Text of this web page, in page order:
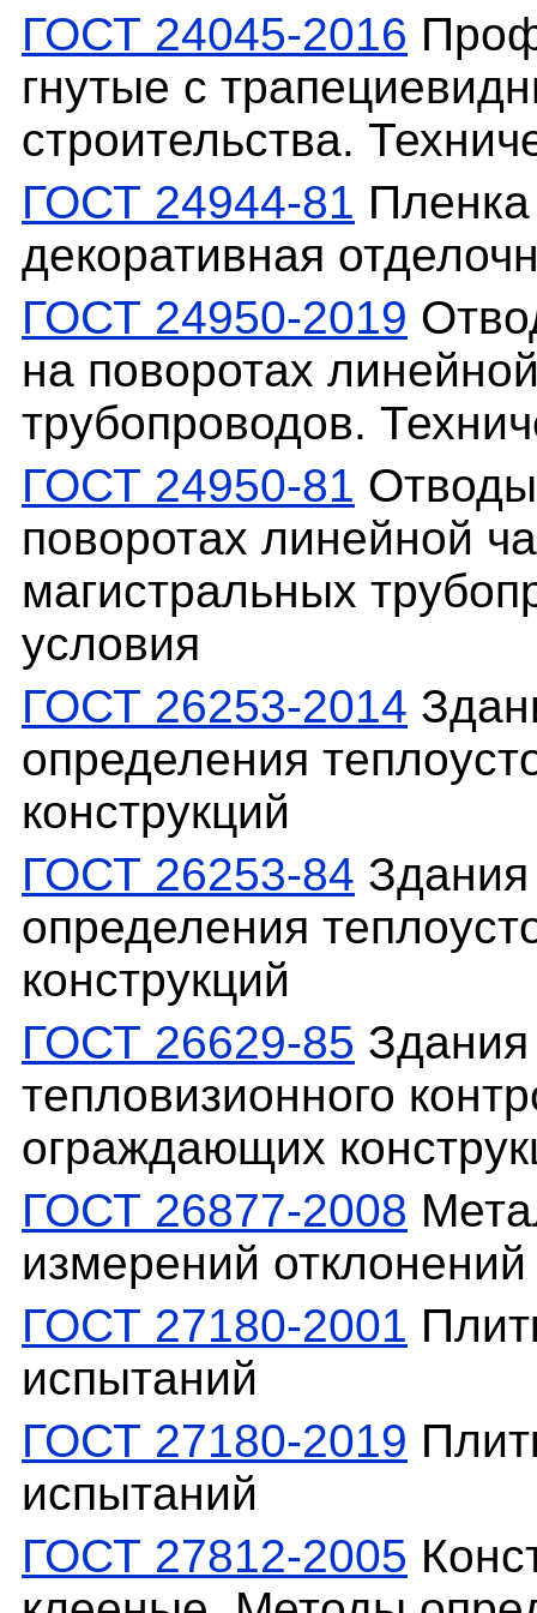
ГОСТ 24045-2016
гнутые с
строительства.
ГОСТ 24944-81
декоративная
ГОСТ 24950-2019
на поворотах
трубопроводов.
ГОСТ 24950-81
поворотах линейной
магистральных
условия
ГОСТ 26253-2014
определения
конструкций
ГОСТ 26253-84
определения
конструкций
ГОСТ 26629-85
тепловизионного
ограждающих
ГОСТ 26877-2008
измерений
ГОСТ 27180-2001
испытаний
ГОСТ 27180-2019
испытаний
ГОСТ 27812-2005